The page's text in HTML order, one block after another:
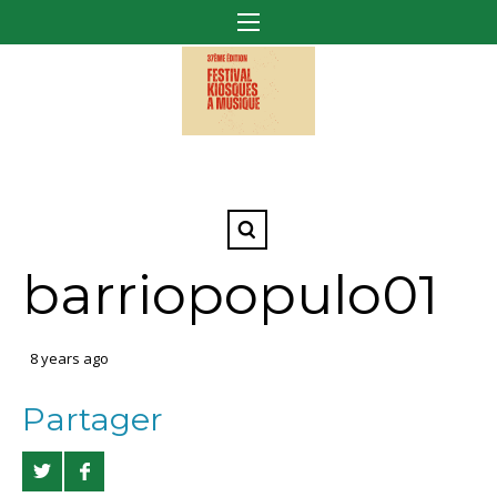
barriopopulo01
8 years ago
Partager